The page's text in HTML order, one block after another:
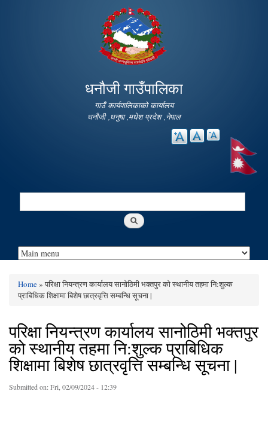
main
content
धनौजी गाउँपालिका
गाउँ कार्यपालिकाको कार्यालय
धनौजी ,धनुषा ,मधेश प्रदेश ,नेपाल
Search
You are here
Home» परिक्षा नियन्त्रण कार्यालय सानोठिमी भक्तपुर को स्थानीय तहमा नि:शुल्क
प्राबिधिक शिक्षामा बिशेष छात्रवृत्ति सम्बन्धि सूचना |
परिक्षा नियन्त्रण कार्यालय सानोठिमी भक्तपुर
को स्थानीय तहमा नि:शुल्क प्राबिधिक
शिक्षामा बिशेष छात्रवृत्ति सम्बन्धि सूचना |
Submitted on:Fri, 02/09/2024 - 12:39